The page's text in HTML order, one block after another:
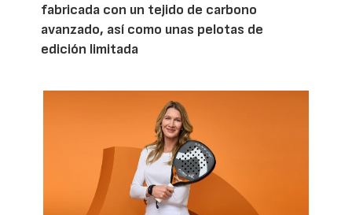
fabricada con un tejido de carbono
avanzado, así como unas pelotas de
edición limitada